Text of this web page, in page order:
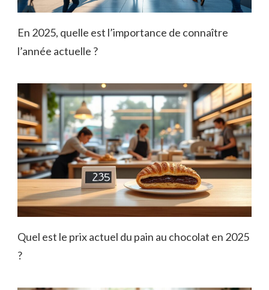
En 2025, quelle est l’importance de connaître
l’année actuelle ?
Quel est le prix actuel du pain au chocolat en 2025
?